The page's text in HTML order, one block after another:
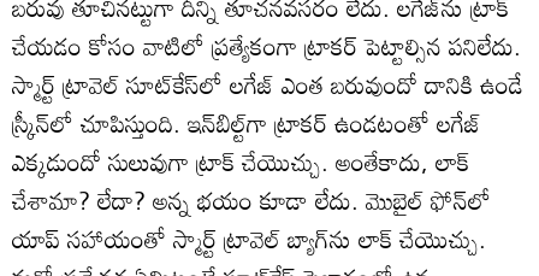
చేయడం కోసం వాటిలో ప్రత్యేకంగా ట్రాకర్‌ పెట్టాల్సిన పనిలేదు.
స్మార్ట్‌ ట్రావెల్‌ సూట్‌కేస్‌లో లగేజ్‌ ఎంత బరువుందో దానికి ఉండే
స్ర్కీన్‌లో చూపిస్తుంది. ఇన్‌బిల్ట్‌గా ట్రాకర్‌ ఉండటంతో లగేజ్‌
ఎక్కడుందో సులువుగా ట్రాక్‌ చేయొచ్చు. అంతేకాదు, లాక్‌
చేశామా? లేదా? అన్న భయం కూడా లేదు. మొబైల్‌ ఫోన్‌లో
యాప్‌ సహాయంతో స్మార్ట్‌ ట్రావెల్‌ బ్యాగ్‌ను లాక్‌ చేయొచ్చు.